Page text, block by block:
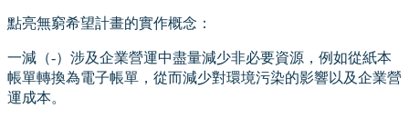
點亮無窮希望計畫的實作概念：
一減（-）涉及企業營運中盡量減少非必要資源，例如從紙本
帳單轉換為電子帳單，從而減少對環境污染的影響以及企業營
運成本。